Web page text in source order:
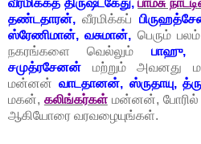
தண்டதாரன்,வீரமிக்கப்
ஸ்ரேணிமான், வசுமான், பெரும்
நகரங்களை வெல்லும் பாஹு,
சமுத்ரசேனன் மற்றும் அவனது
மன்னன் வாடதானன், ஸ்ருதாயு,
மகன், கலிங்கர்கள்மன்னன், போரில்
ஆகியோரை வரவழையுங்கள்.